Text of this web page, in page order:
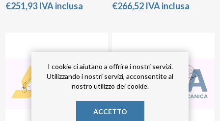
€251,93 IVA inclusa €266,52 IVA inclusa
I cookie ci aiutano a offrire i nostri servizi.
Utilizzando i nostri servizi, acconsentite al
nostro utilizzo dei cookie.
ACCETTO